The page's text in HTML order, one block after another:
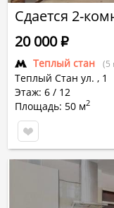
Сдается 2-
Теплый стан (5
Теплый Стан ул. , 1
Этаж: 6 / 12
Площадь: 50 м2
20 000Р